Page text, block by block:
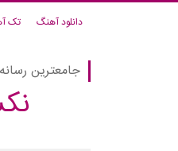
دانلود آهنگ تک
جامعترین